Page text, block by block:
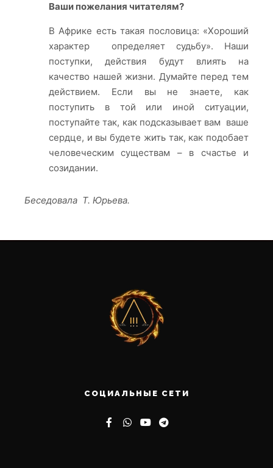
Ваши пожелания читателям?
В Африке есть такая пословица: «Хороший
характер определяет судьбу». Наши
поступки, действия будут влиять на
качество нашей жизни. Думайте перед тем
действием. Если вы не знаете, как
поступить в той или иной ситуации,
поступайте так, как подсказывает вам ваше
сердце, и вы будете жить так, как подобает
человеческим существам – в счастье и
созидании.
Беседовала Т. Юрьева.
СОЦИАЛЬНЫЕ СЕТИ